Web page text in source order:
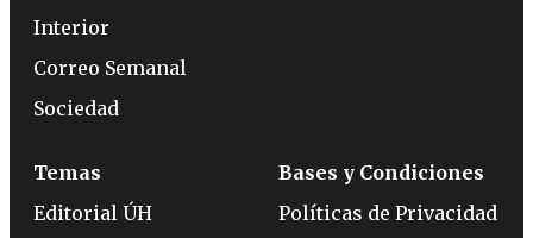
Interior
Correo Semanal
Sociedad
Temas
Editorial ÚH
Bases y Condiciones
Políticas de Privacidad